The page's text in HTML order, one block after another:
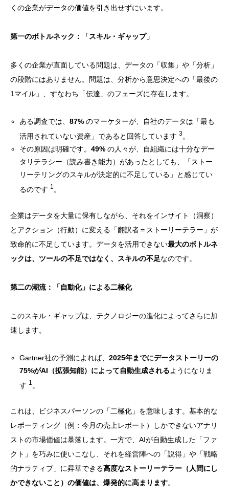
くの企業がデータの価値を引き出せずにいます。
第一のボトルネック：「スキル・ギャップ」
多くの企業が直面している問題は、データの「収集」や「分析」
の段階にはありません。問題は、分析から意思決定への「最後の
1マイル」、すなわち「伝達」のフェーズに存在します。
ある調査では、87% のマーケターが、自社のデータは「最も
活用されていない資産」であると回答しています3。
その原因は明確です。49% の人々が、自組織には十分なデー
タリテラシー（読み書き能力）があったとしても、「ストー
リーテリングのスキルが決定的に不足している」と感じてい
るのです 1 。
企業はデータを大量に保有しながら、それをインサイト（洞察）
とアクション（行動）に変える「翻訳者＝ストーリーテラー」が
致命的に不足しています。データを活用できない最大のボトルネ
ックは、ツールの不足ではなく、スキルの不足なのです。
第二の潮流：「自動化」による二極化
このスキル・ギャップは、テクノロジーの進化によってさらに加
速します。
Gartner社の予測によれば、2025年までにデータストーリーの
75%がAI（拡張知能）によって自動生成されるようになりま
す 1 。
これは、ビジネスパーソンの「二極化」を意味します。基本的な
レポーティング（例：今月の売上レポート）しかできないアナリ
ストの市場価値は暴落します。一方で、AIが自動生成した「ファ
クト」を巧みに使いこなし、それを経営陣への「説得」や「戦略
的ナラティブ」に昇華できる高度なストーリーテラー（人間にし
かできないこと）の価値は、爆発的に高まります。